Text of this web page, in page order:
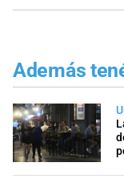
Además